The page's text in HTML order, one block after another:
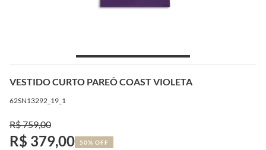
VESTIDO CURTO PAREÔ COAST VIOLETA
62SN13292_19_1
R$ 759,00
R$ 379,00 50% OFF